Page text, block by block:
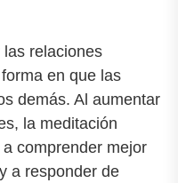
relaciones
en que las
demás. Al aumentar
la meditación
comprender mejor
a responder de